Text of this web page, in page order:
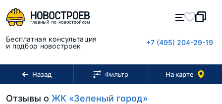
Бесплатная консультация
и подбор новостроек
+7 (495) 204-29-19
Назад Фильтр На карте
Отзывы о ЖК «Зеленый город»